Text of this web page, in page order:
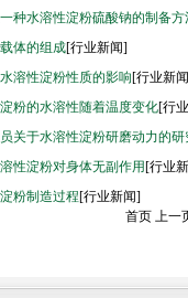
种水溶性淀粉硫酸钠的制备方
体的组成[行业新闻]
溶性淀粉性质的影响[行业新
粉的水溶性随着温度变化[行
关于水溶性淀粉研磨动力的研
性淀粉对身体无副作用 [行业
粉制造过程[行业新闻]
首页 上一